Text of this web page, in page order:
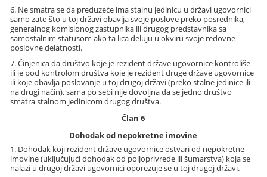
6. Ne smatra se da preduzeće ima stalnu jedinicu u državi ugovornici
samo zato što u toj državi obavlja svoje poslove preko posrednika,
generalnog komisionog zastupnika ili drugog predstavnika sa
samostalnim statusom ako ta lica deluju u okviru svoje redovne
poslovne delatnosti.
7. Činjenica da društvo koje je rezident države ugovornice kontroliše
ili je pod kontrolom društva koje je rezident druge države ugovornice
ili koje obavlja poslovanje u toj drugoj državi (preko stalne jedinice ili
na drugi način), sama po sebi nije dovoljna da se jedno društvo
smatra stalnom jedinicom drugog društva.
Član 6
Dohodak od nepokretne imovine
1. Dohodak koji rezident države ugovornice ostvari od nepokretne
imovine (uključujući dohodak od poljoprivrede ili šumarstva) koja se
nalazi u drugoj državi ugovornici oporezuje se u toj drugoj državi.